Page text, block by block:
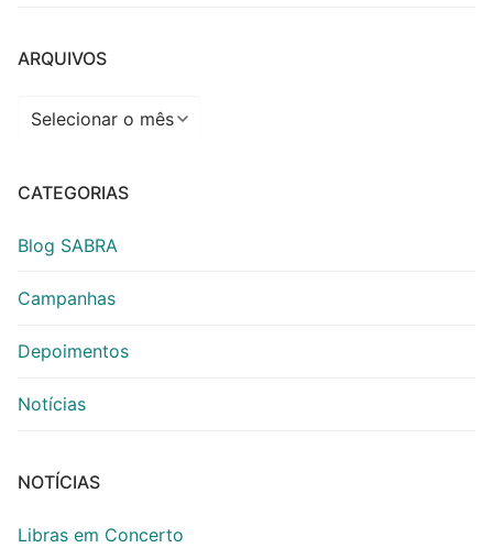
ARQUIVOS
Arquivos
CATEGORIAS
Blog SABRA
Campanhas
Depoimentos
Notícias
NOTÍCIAS
Libras em Concerto